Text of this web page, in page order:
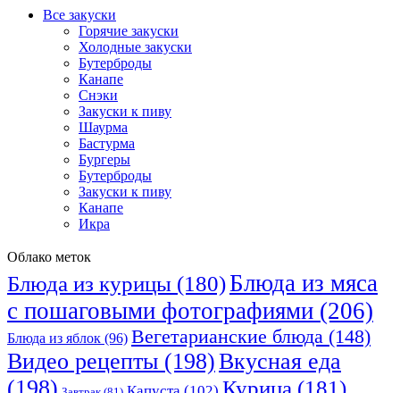
Все закуски
Горячие закуски
Холодные закуски
Бутерброды
Канапе
Снэки
Закуски к пиву
Шаурма
Бастурма
Бургеры
Бутерброды
Закуски к пиву
Канапе
Икра
Облако меток
Блюда из курицы (180)Блюда из мяса
с пошаговыми фотографиями (206)
Блюда из яблок (96) Вегетарианские блюда (148)
Видео рецепты (198)Вкусная еда